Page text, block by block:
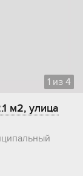
1 из 4
м2, улица